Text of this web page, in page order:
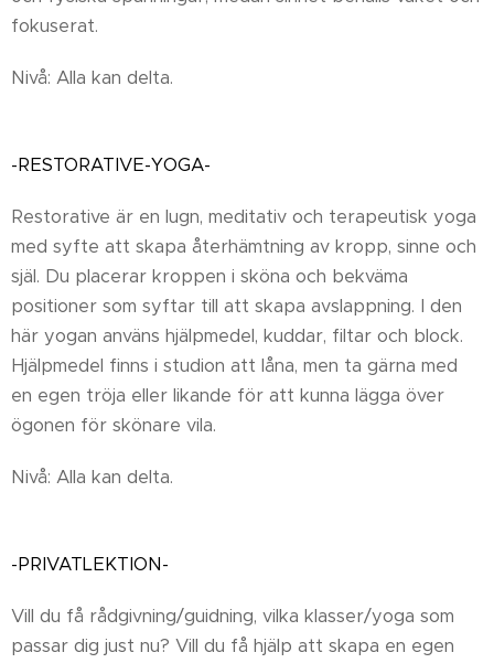
fokuserat.
Nivå: Alla kan delta.
-RESTORATIVE-YOGA-
Restorative är en lugn, meditativ och terapeutisk yoga
med syfte att skapa återhämtning av kropp, sinne och
själ. Du placerar kroppen i sköna och bekväma
positioner som syftar till att skapa avslappning. I den
här yogan använs hjälpmedel, kuddar, filtar och block.
Hjälpmedel finns i studion att låna, men ta gärna med
en egen tröja eller likande för att kunna lägga över
ögonen för skönare vila.
Nivå: Alla kan delta.
-PRIVATLEKTION-
Vill du få rådgivning/guidning, vilka klasser/yoga som
passar dig just nu? Vill du få hjälp att skapa en egen